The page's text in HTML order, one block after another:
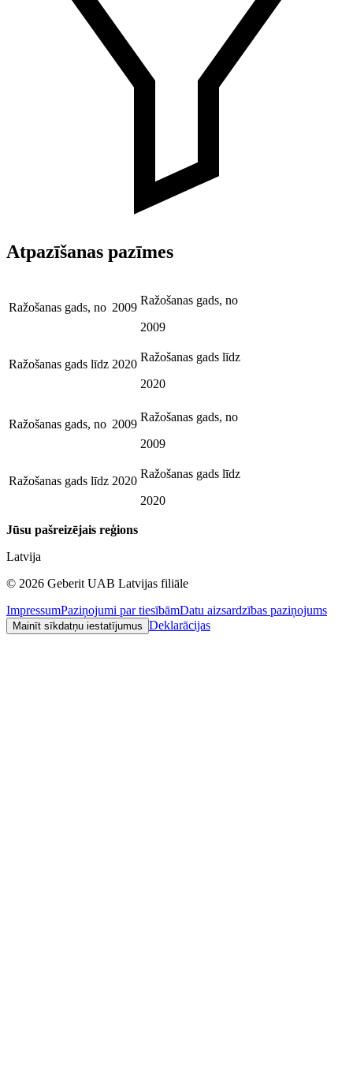
Atpazīšanas pazīmes
Ražošanas gads, no 2009
Ražošanas gads, no
2009
Ražošanas gads līdz 2020
Ražošanas gads līdz
2020
Ražošanas gads, no 2009
Ražošanas gads, no
2009
Ražošanas gads līdz 2020
Ražošanas gads līdz
2020
Jūsu pašreizējais reģions
Latvija
© 2026 Geberit UAB Latvijas filiāle
ImpressumPaziņojumi par tiesībāmDatu aizsardzības paziņojums
Mainīt sīkdatņu iestatījumus Deklarācijas